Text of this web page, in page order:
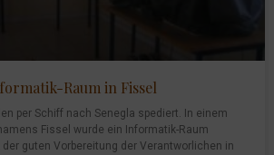
Raum in Fissel
per Schiff nach Senegla spediert. In einem
Fissel wurde ein Informatik-Raum
guten Vorbereitung der Verantworlichen in